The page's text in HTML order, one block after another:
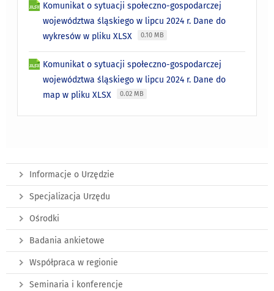
Komunikat o sytuacji społeczno-gospodarczej
województwa śląskiego w lipcu 2024 r. Dane do
wykresów w pliku XLSX
0.10 MB
Komunikat o sytuacji społeczno-gospodarczej
województwa śląskiego w lipcu 2024 r. Dane do
map w pliku XLSX
0.02 MB
Informacje o Urzędzie
Specjalizacja Urzędu
Ośrodki
Badania ankietowe
Współpraca w regionie
Seminaria i konferencje